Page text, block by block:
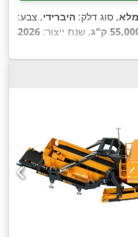
מלא, סוג דלק: היברידי, צבע:
ק"ג , שנת ייצור: 2026